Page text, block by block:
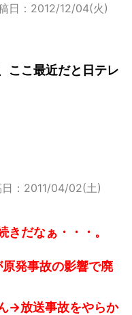
日：2012/12/04(火)
ここ最近だと日テレ
日：2011/04/02(土)
きだなぁ・・・。
発事故の影響で廃
→放送事故をやらか